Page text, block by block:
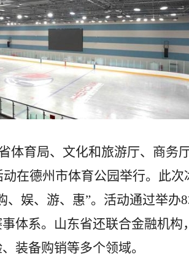
体育局、文化和旅游厅、商务
动在德州市体育公园举行。此
、娱、游、惠”。活动通过举
体系。山东省还联合金融机构
装备购销等多个领域。